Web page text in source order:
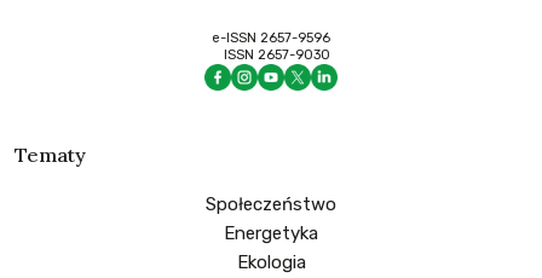
e-ISSN 2657-9596
ISSN 2657-9030
Tematy
Społeczeństwo
Energetyka
Ekologia